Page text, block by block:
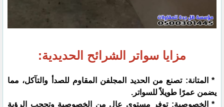
مزايا سواتر الشرائح الحديدية:
* المتانة: تصنع من الحديد المجلفن المقاوم للصدأ والتآكل، مما
يضمن عمرًا طويلاً للسواتر.
* الخصوصية: توفر مستوى عالٍ من الخصوصية وتحجب الرؤية